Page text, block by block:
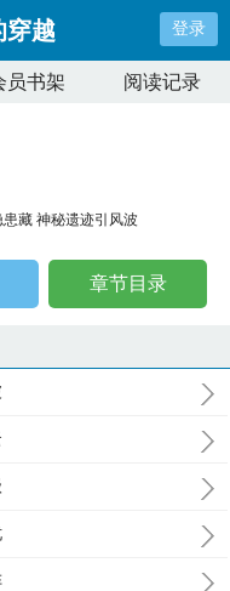
穿越 登录
员书架 阅读记录
藏 神秘遗迹引风波
章节目录